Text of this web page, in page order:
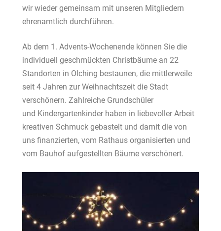
wir wieder gemeinsam mit unseren Mitgliedern
ehrenamtlich durchführen.
Ab dem 1. Advents-Wochenende können Sie die
individuell geschmückten Christbäume an 22
Standorten in Olching bestaunen, die mittlerweile
seit 4 Jahren zur Weihnachtszeit die Stadt
verschönern. Zahlreiche Grundschüler
und Kindergartenkinder haben in liebevoller Arbeit
kreativen Schmuck gebastelt und damit die von
uns finanzierten, vom Rathaus organisierten und
vom Bauhof aufgestellten Bäume verschönert.